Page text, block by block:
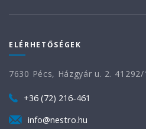
ELÉRHETŐSÉGEK
7630 Pécs, Házgyár u. 2. 41292/
+36 (72) 216-461
info@nestro.hu